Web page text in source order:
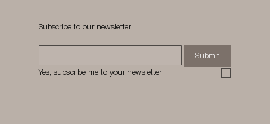
Subscribe to our newsletter
Submit
Yes, subscribe me to your newsletter.